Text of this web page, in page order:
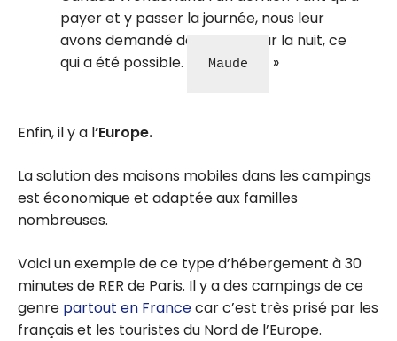
payer et y passer la journée, nous leur
avons demandé de rester pour la nuit, ce
qui a été possible.
Maude
Enfin, il y a l‘Europe.
La solution des maisons mobiles dans les campings
est économique et adaptée aux familles
nombreuses.
Voici un exemple de ce type d’hébergement à 30
minutes de RER de Paris. Il y a des campings de ce
genre partout en Francecar c’est très prisé par les
français et les touristes du Nord de l’Europe.